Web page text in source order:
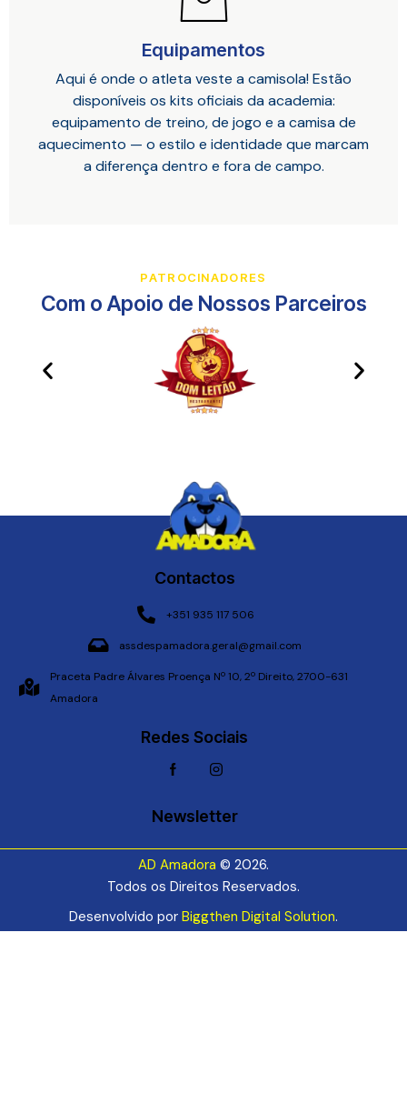
Equipamentos
Aqui é onde o atleta veste a camisola! Estão
disponíveis os kits oficiais da academia:
equipamento de treino, de jogo e a camisa de
aquecimento — o estilo e identidade que marcam
a diferença dentro e fora de campo.
PATROCINADORES
Com o Apoio de Nossos Parceiros​
Contactos
+351 935 117 506
assdespamadora.geral@gmail.com
Praceta Padre Álvares Proença Nº 10, 2º Direito, 2700-631
Amadora
Redes Sociais
Newsletter
AD Amadora © 2026.
Todos os Direitos Reservados.
Desenvolvido por Biggthen Digital Solution.